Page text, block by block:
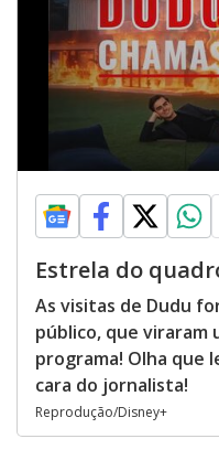
Estrela do
As visitas de Dudu
público, que viraram
programa! Olha que
cara do jornalista!
Reprodução/Disney+